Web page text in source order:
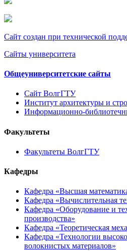
Сайт создан при технической
Сайты университета
Общеуниверситетские сайты
Сайт ВолгГТУ
Институт архитектуры и
Информационно-
Факультеты
Факультеты ВолгГТУ
Кафедры
Кафедра «Высшая
Кафедра «Вычислительная
Кафедра «Оборудование и
производства»
Кафедра «Теоретическая
Кафедра «Технологии
волокнистых материалов»